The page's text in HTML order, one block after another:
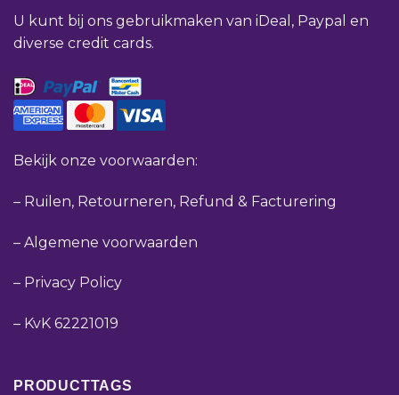
U kunt bij ons gebruikmaken van iDeal, Paypal en
diverse credit cards.
Bekijk onze voorwaarden:
– Ruilen, Retourneren, Refund & Facturering
– Algemene voorwaarden
– Privacy Policy
– KvK 62221019
PRODUCTTAGS